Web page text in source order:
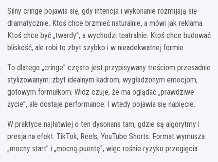
Silny cringe pojawia się, gdy intencja i wykonanie rozmijają się
dramatycznie. Ktoś chce brzmieć naturalnie, a mówi jak reklama.
Ktoś chce być „twardy”, a wychodzi teatralnie. Ktoś chce budować
bliskość, ale robi to zbyt szybko i w nieadekwatnej formie.
To dlatego „cringe” często jest przypisywany treściom przesadnie
stylizowanym: zbyt idealnym kadrom, wygładzonym emocjom,
gotowym formułkom. Widz czuje, że ma oglądać „prawdziwe
życie”, ale dostaje performance. I wtedy pojawia się napięcie.
W praktyce najłatwiej o ten dysonans tam, gdzie są algorytmy i
presja na efekt: TikTok, Reels, YouTube Shorts. Format wymusza
„mocny start” i „mocną puentę”, więc rośnie ryzyko przegięcia.